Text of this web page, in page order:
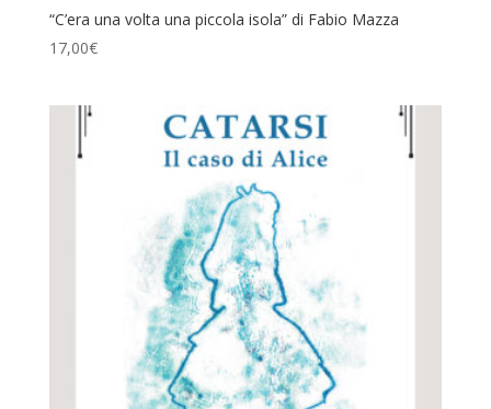
“C’era una volta una piccola isola” di Fabio Mazza
17,00€